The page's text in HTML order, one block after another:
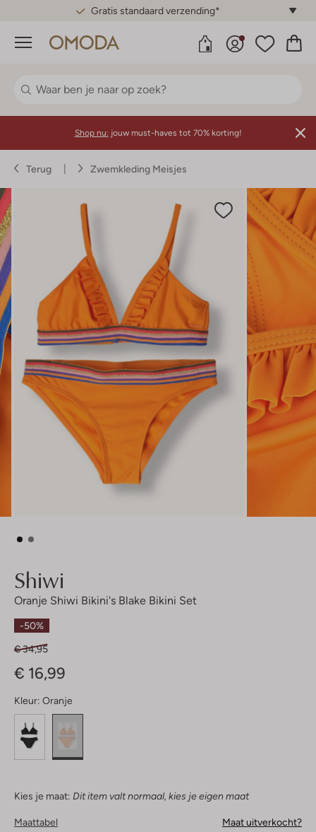
Gratis standaard verzending*
Menu
Shop nu: jouw must-haves tot 70% korting!
Terug Zwemkleding Meisjes
Shiwi
Oranje Shiwi Bikini's Blake Bikini Set
-50%
€ 34,95
€ 16,99
Kleur: Oranje
Kies je maat: Dit item valt normaal, kies je eigen maat
Maattabel Maat uitverkocht?